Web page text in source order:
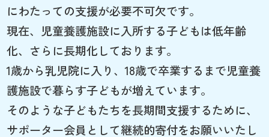
にわたっての支援が必要不可欠です。
現在、児童養護施設に入所する子どもは低年齢
化、さらに長期化しております。
1歳から乳児院に入り、18歳で卒業するまで児童養
護施設で暮らす子どもが増えています。
そのような子どもたちを長期間支援するために、
サポーター会員として継続的寄付をお願いいたし